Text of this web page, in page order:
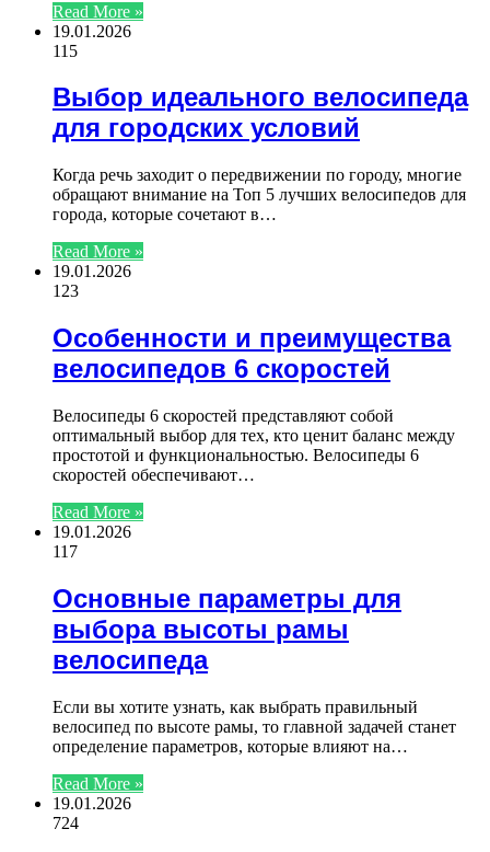
Read More »
19.01.2026
115
Выбор идеального велосипеда
для городских условий
Когда речь заходит о передвижении по городу, многие
обращают внимание на Топ 5 лучших велосипедов для
города, которые сочетают в…
Read More »
19.01.2026
123
Особенности и преимущества
велосипедов 6 скоростей
Велосипеды 6 скоростей представляют собой
оптимальный выбор для тех, кто ценит баланс между
простотой и функциональностью. Велосипеды 6
скоростей обеспечивают…
Read More »
19.01.2026
117
Основные параметры для
выбора высоты рамы
велосипеда
Если вы хотите узнать, как выбрать правильный
велосипед по высоте рамы, то главной задачей станет
определение параметров, которые влияют на…
Read More »
19.01.2026
724